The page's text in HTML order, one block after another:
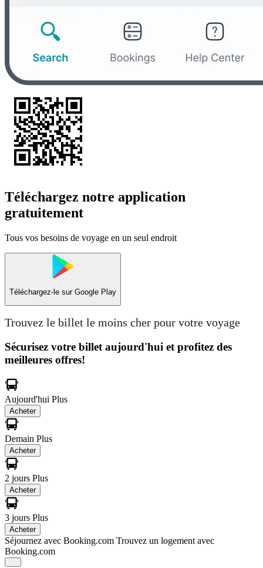
Téléchargez notre application
gratuitement
Tous vos besoins de voyage en un seul endroit
Téléchargez-le sur Google Play
Trouvez le billet le moins cher pour votre voyage
Sécurisez votre billet aujourd'hui et profitez des
meilleures offres!
Aujourd'hui Plus
Acheter
Demain Plus
Acheter
2 jours Plus
Acheter
3 jours Plus
Acheter
Séjournez avec Booking.com Trouvez un logement avec
Booking.com